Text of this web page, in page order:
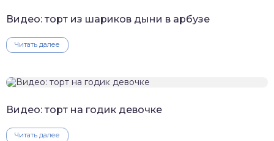
Видео: торт из шариков дыни в арбузе
Читать далее
Видео: торт на годик девочке
Читать далее